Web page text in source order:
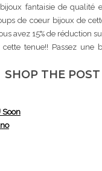
fantaisie de qualité
de coeur bijoux de
avez 15% de réduction
tenue!! Passez
SHOP THE POST
Soon